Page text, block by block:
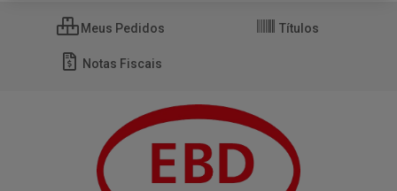
Meus Pedidos Títulos
Notas Fiscais